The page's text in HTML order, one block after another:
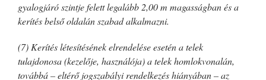
gyalogjáró szintje felett legalább 2,00 m magasságban és a
kerítés belső oldalán szabad alkalmazni.
(7) Kerítés létesítésének elrendelése esetén a telek
tulajdonosa (kezelője, használója) a telek homlokvonalán,
továbbá – eltérő jogszabályi rendelkezés hiányában – az